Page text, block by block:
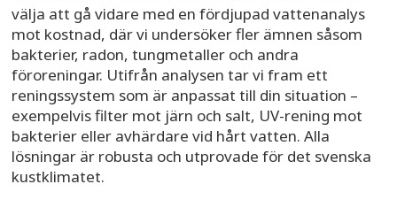
välja att gå vidare med en fördjupad vattenanalys
mot kostnad, där vi undersöker fler ämnen såsom
bakterier, radon, tungmetaller och andra
föroreningar. Utifrån analysen tar vi fram ett
reningssystem som är anpassat till din situation –
exempelvis filter mot järn och salt, UV-rening mot
bakterier eller avhärdare vid hårt vatten. Alla
lösningar är robusta och utprovade för det svenska
kustklimatet.